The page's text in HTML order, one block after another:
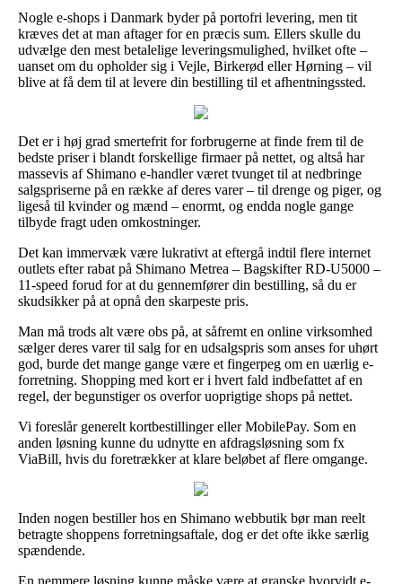
Nogle e-shops i Danmark byder på portofri levering, men tit
kræves det at man aftager for en præcis sum. Ellers skulle du
udvælge den mest betalelige leveringsmulighed, hvilket ofte –
uanset om du opholder sig i Vejle, Birkerød eller Hørning – vil
blive at få dem til at levere din bestilling til et afhentningssted.
Det er i høj grad smertefrit for forbrugerne at finde frem til de
bedste priser i blandt forskellige firmaer på nettet, og altså har
massevis af Shimano e-handler været tvunget til at nedbringe
salgspriserne på en række af deres varer – til drenge og piger, og
ligeså til kvinder og mænd – enormt, og endda nogle gange
tilbyde fragt uden omkostninger.
Det kan immervæk være lukrativt at eftergå indtil flere internet
outlets efter rabat på Shimano Metrea – Bagskifter RD-U5000 –
11-speed forud for at du gennemfører din bestilling, så du er
skudsikker på at opnå den skarpeste pris.
Man må trods alt være obs på, at såfremt en online virksomhed
sælger deres varer til salg for en udsalgspris som anses for uhørt
god, burde det mange gange være et fingerpeg om en uærlig e-
forretning. Shopping med kort er i hvert fald indbefattet af en
regel, der begunstiger os overfor uoprigtige shops på nettet.
Vi foreslår generelt kortbestillinger eller MobilePay. Som en
anden løsning kunne du udnytte en afdragsløsning som fx
ViaBill, hvis du foretrækker at klare beløbet af flere omgange.
Inden nogen bestiller hos en Shimano webbutik bør man reelt
betragte shoppens forretningsaftale, dog er det ofte ikke særlig
spændende.
En nemmere løsning kunne måske være at granske hvorvidt e-